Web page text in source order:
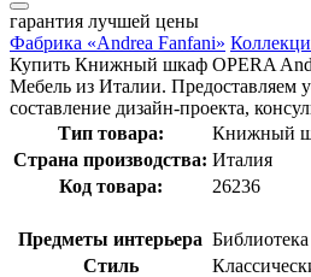
гарантия лучшей цены
Фабрика «Andrea Fanfani»
Купить Книжный шкаф OPERA
Мебель из Италии. Предоставляем
составление дизайн-проекта,
Тип товара:
Книжный
Страна производства: Италия
Код товара:
26236
Предметы интерьера Библиотека
Стиль